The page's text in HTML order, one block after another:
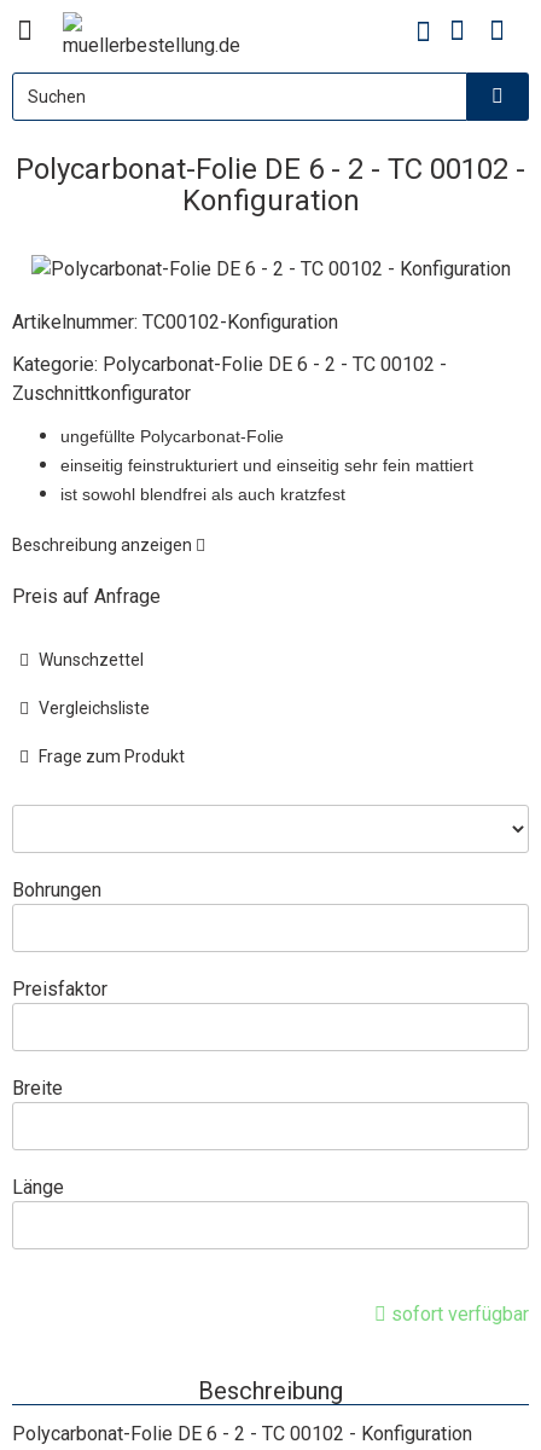
Polycarbonat-Folie DE 6 - 2 - TC 00102 -
Konfiguration
Artikelnummer: TC00102-Konfiguration
Kategorie: Polycarbonat-Folie DE 6 - 2 - TC 00102 -
Zuschnittkonfigurator
ungefüllte Polycarbonat-Folie
einseitig feinstrukturiert und einseitig sehr fein mattiert
ist sowohl blendfrei als auch kratzfest
Beschreibung anzeigen
Preis auf Anfrage
Wunschzettel
Vergleichsliste
Frage zum Produkt
Bohrungen
Preisfaktor
Breite
Länge
sofort verfügbar
Beschreibung
Polycarbonat-Folie DE 6 - 2 - TC 00102 - Konfiguration